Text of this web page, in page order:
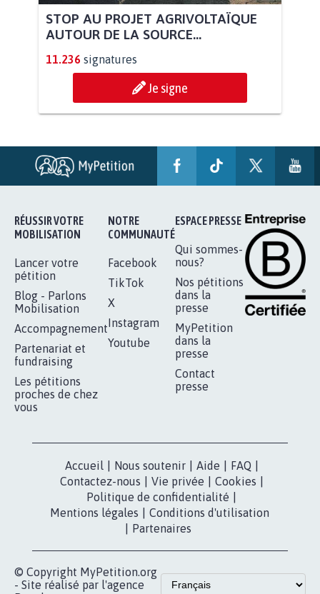
STOP AU PROJET AGRIVOLTAÏQUE
AUTOUR DE LA SOURCE...
11.236 signatures
Je signe
RÉUSSIR VOTRE
MOBILISATION
Lancer votre
pétition
Blog - Parlons
Mobilisation
Accompagnement
Partenariat et
fundraising
Les pétitions
proches de chez
vous
NOTRE
COMMUNAUTÉ
Facebook
TikTok
X
Instagram
Youtube
ESPACE PRESSE
Qui sommes-
nous?
Nos pétitions
dans la
presse
MyPetition
dans la
presse
Contact
presse
Accueil Nous soutenir Aide FAQ
Contactez-nous
Vie privée Cookies
Politique de confidentialité
Mentions légales
Conditions d'utilisation
Partenaires
© Copyright MyPetition.org
- Site réalisé par l'agence